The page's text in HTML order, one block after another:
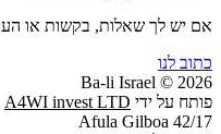
אם יש לך שאלות, בקשות או
כתוב לנו
2026 © Ba-li Israel
פותח על ידי A4WI invest LTD
Afula Gilboa 42/17